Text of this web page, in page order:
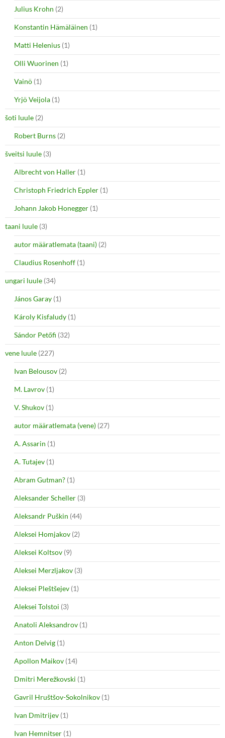
Julius Krohn (2)
Konstantin Hämäläinen (1)
Matti Helenius (1)
Olli Wuorinen (1)
Vainö (1)
Yrjö Veijola (1)
šoti luule (2)
Robert Burns (2)
šveitsi luule (3)
Albrecht von Haller (1)
Christoph Friedrich Eppler (1)
Johann Jakob Honegger (1)
taani luule (3)
autor määratlemata (taani) (2)
Claudius Rosenhoff (1)
ungari luule (34)
János Garay (1)
Károly Kisfaludy (1)
Sándor Petőfi (32)
vene luule (227)
Ivan Belousov (2)
M. Lavrov (1)
V. Shukov (1)
autor määratlemata (vene) (27)
A. Assarin (1)
A. Tutajev (1)
Abram Gutman? (1)
Aleksander Scheller (3)
Aleksandr Puškin (44)
Aleksei Homjakov (2)
Aleksei Koltsov (9)
Aleksei Merzljakov (3)
Aleksei Pleštšejev (1)
Aleksei Tolstoi (3)
Anatoli Aleksandrov (1)
Anton Delvig (1)
Apollon Maikov (14)
Dmitri Merežkovski (1)
Gavril Hruštšov-Sokolnikov (1)
Ivan Dmitrijev (1)
Ivan Hemnitser (1)